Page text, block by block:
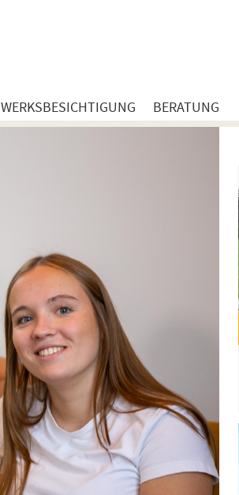
WERKSBESICHTIGUNG BERATUNG